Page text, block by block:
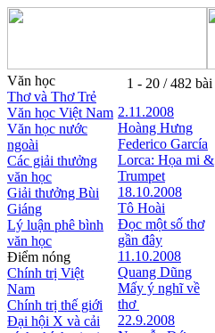
Văn học
Thơ và Thơ Trẻ
Văn học Việt Nam
Văn học nước
ngoài
Các giải thưởng
văn học
Giải thưởng Bùi
Giáng
Lý luận phê bình
văn học
Điểm nóng
Chính trị Việt
Nam
Chính trị thế giới
Đại hội X và cải
1 - 20 / 482 bài
2.11.2008
Hoàng Hưng
Federico García
Lorca: Họa mi &
Trumpet
18.10.2008
Tô Hoài
Đọc một số thơ
gần đây
11.10.2008
Quang Dũng
Mấy ý nghĩ về
thơ
22.9.2008